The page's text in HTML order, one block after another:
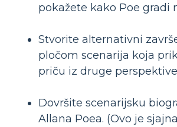
pokažete kako Poe gradi
Stvorite alternativni
pločom scenarija koja
priču iz druge
Dovršite scenarijsku
Allana Poea. (Ovo je